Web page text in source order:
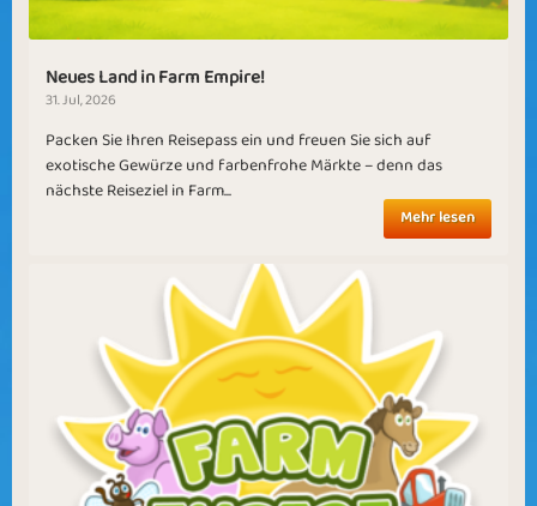
Neues Land in Farm Empire!
31. Jul, 2026
Packen Sie Ihren Reisepass ein und freuen Sie sich auf
exotische Gewürze und farbenfrohe Märkte – denn das
nächste Reiseziel in Farm...
Mehr lesen